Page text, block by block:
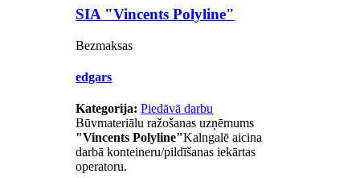
SIA "Vincents Polyline"
Bezmaksas
edgars
Kategorija: Piedāvā darbu
Būvmateriālu ražošanas uzņēmums
"Vincents Polyline"Kalngalē aicina
darbā konteineru/pildīšanas iekārtas
operatoru.